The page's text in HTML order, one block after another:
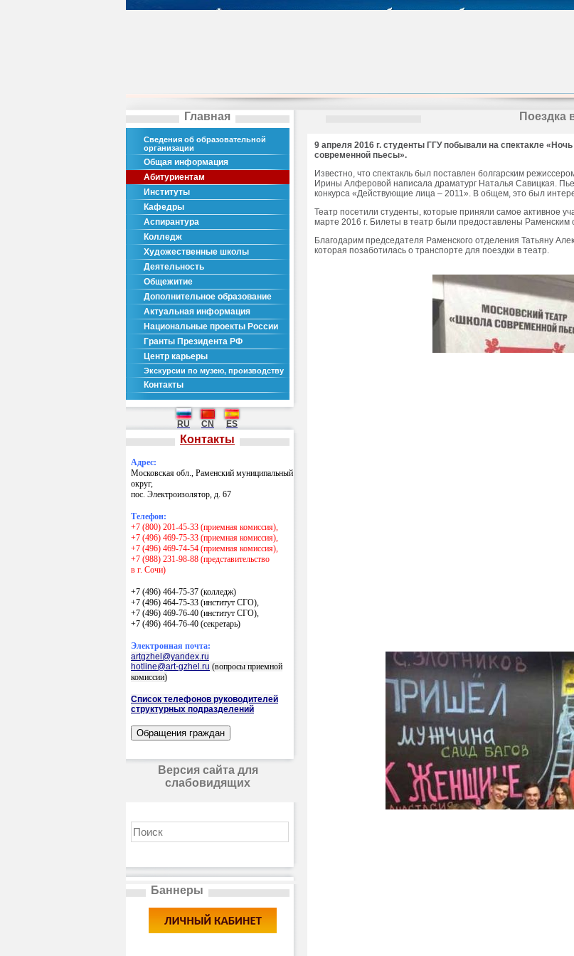
Главная
Сведения об образовательной
организации
Общая информация
Абитуриентам
Институты
Кафедры
Аспирантура
Колледж
Художественные школы
Деятельность
Общежитие
Дополнительное образование
Актуальная информация
Национальные проекты России
Гранты Президента РФ
Центр карьеры
Экскурсии по музею, производству
Контакты
RU CN ES
Контакты
Адрес:
Московская обл., Раменский муниципальный
округ,
пос. Электроизолятор, д. 67
Телефон:
+7 (800) 201-45-33 (приемная комиссия),
+7 (496) 469-75-33 (приемная комиссия),
+7 (496) 469-74-54 (приемная комиссия),
+7 (988) 231-98-88 (представительство
в г. Сочи)
+7 (496) 464-75-37 (колледж)
+7 (496) 464-75-33 (институт СГО),
+7 (496) 469-76-40 (институт СГО),
+7 (496) 464-76-40 (секретарь)
Электронная почта:
artgzhel@yandex.ru
hotline@art-gzhel.ru (вопросы приемной
комиссии)
Список телефонов руководителей
структурных подразделений
Версия сайта для
слабовидящих
Баннеры
Поездка
9 апреля 2016 г. студенты ГГУ побывали на спектакле
современной пьесы».
Известно, что спектакль был поставлен болгарским
Ирины Алферовой написала драматург Наталья Савицкая.
конкурса «Действующие лица – 2011». В общем, это был
Театр посетили студенты, которые приняли самое активное
марте 2016 г. Билеты в театр были предоставлены
Благодарим председателя Раменского отделения Татьяну
которая позаботилась о транспорте для поездки в театр.